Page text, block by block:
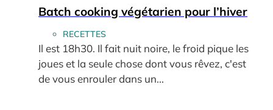
Batch cooking végétarien pour l’hiver
RECETTES
Il est 18h30. Il fait nuit noire, le froid pique les
joues et la seule chose dont vous rêvez, c'est
de vous enrouler dans un...